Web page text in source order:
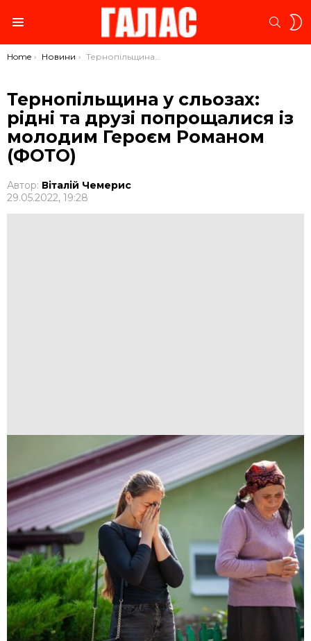
You are here:
Home Новини Тернопільщина у сльозах: рідні та друзі попрощалися із молодим Героєм Романом (ФОТО)
Тернопільщина у сльозах:
рідні та друзі попрощалися із
молодим Героєм Романом
(ФОТО)
Автор: Віталій Чемерис
29.05.2022, 19:28